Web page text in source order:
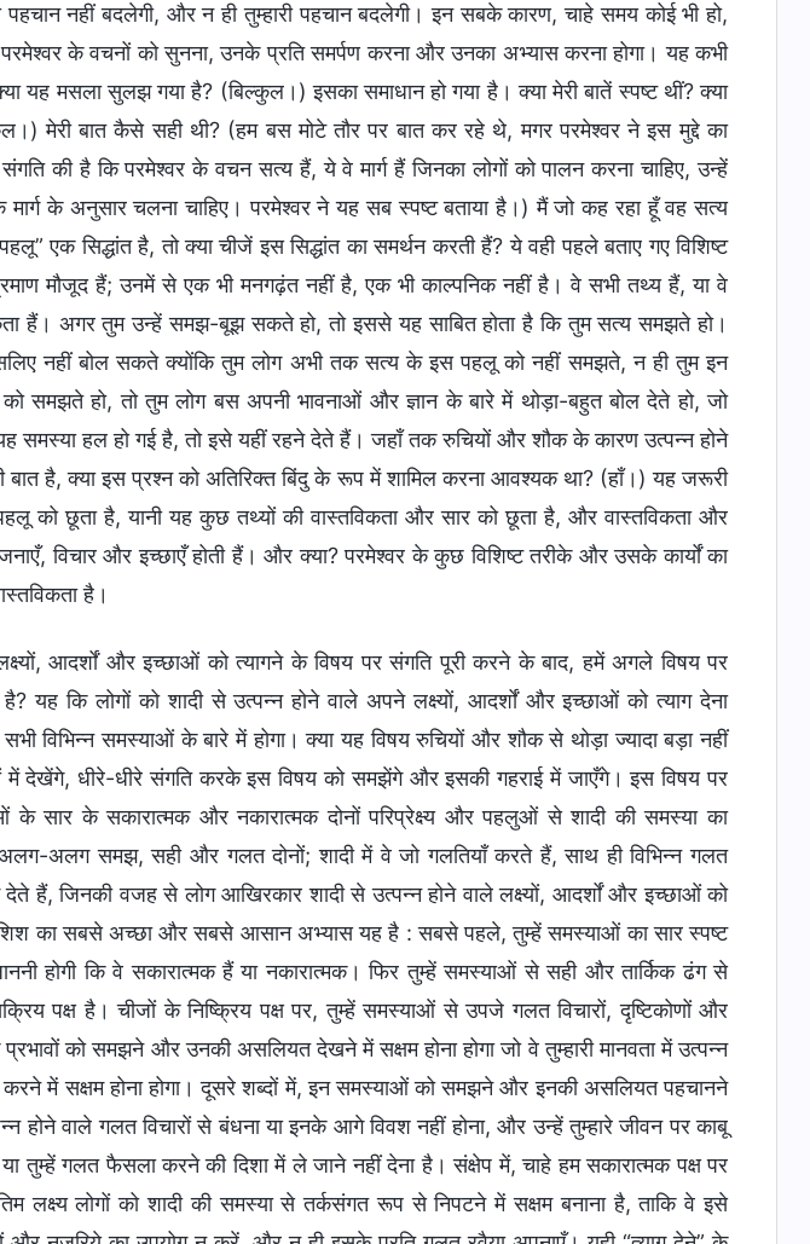
पहचान नहीं बदलेगी, और न ही तुम्हारी पहचान बदलेगी। इन सबके कारण, चाहे समय कोई भी हो,
परमेश्वर के वचनों को सुनना, उनके प्रति समर्पण करना और उनका अभ्यास करना होगा। यह कभी
यह मसला सुलझ गया है? (बिल्कुल।) इसका समाधान हो गया है। क्या मेरी बातें स्पष्ट थीं? क्या
मेरी बात कैसे सही थी? (हम बस मोटे तौर पर बात कर रहे थे, मगर परमेश्वर ने इस मुद्दे का
की है कि परमेश्वर के वचन सत्य हैं, ये वे मार्ग हैं जिनका लोगों को पालन करना चाहिए, उन्हें
के अनुसार चलना चाहिए। परमेश्वर ने यह सब स्पष्ट बताया है।) मैं जो कह रहा हूँ वह सत्य
एक सिद्धांत है, तो क्या चीजें इस सिद्धांत का समर्थन करती हैं? ये वही पहले बताए गए विशिष्ट
मौजूद हैं; उनमें से एक भी मनगढ़ंत नहीं है, एक भी काल्पनिक नहीं है। वे सभी तथ्य हैं, या वे
हैं। अगर तुम उन्हें समझ-बूझ सकते हो, तो इससे यह साबित होता है कि तुम सत्य समझते हो।
नहीं बोल सकते क्योंकि तुम लोग अभी तक सत्य के इस पहलू को नहीं समझते, न ही तुम इन
समझते हो, तो तुम लोग बस अपनी भावनाओं और ज्ञान के बारे में थोड़ा-बहुत बोल देते हो, जो
समस्या हल हो गई है, तो इसे यहीं रहने देते हैं। जहाँ तक रुचियों और शौक के कारण उत्पन्न होने
बात है, क्या इस प्रश्न को अतिरिक्त बिंदु के रूप में शामिल करना आवश्यक था? (हाँ।) यह जरूरी
को छूता है, यानी यह कुछ तथ्यों की वास्तविकता और सार को छूता है, और वास्तविकता और
विचार और इच्छाएँ होती हैं। और क्या? परमेश्वर के कुछ विशिष्ट तरीके और उसके कार्यों का
है।
आदर्शों और इच्छाओं को त्यागने के विषय पर संगति पूरी करने के बाद, हमें अगले विषय पर
यह कि लोगों को शादी से उत्पन्न होने वाले अपने लक्ष्यों, आदर्शों और इच्छाओं को त्याग देना
विभिन्न समस्याओं के बारे में होगा। क्या यह विषय रुचियों और शौक से थोड़ा ज्यादा बड़ा नहीं
धीरे-धीरे संगति करके इस विषय को समझेंगे और इसकी गहराई में जाएँगे। इस विषय पर
सार के सकारात्मक और नकारात्मक दोनों परिप्रेक्ष्य और पहलुओं से शादी की समस्या का
अलग-अलग समझ, सही और गलत दोनों; शादी में वे जो गलतियाँ करते हैं, साथ ही विभिन्न गलत
हैं, जिनकी वजह से लोग आखिरकार शादी से उत्पन्न होने वाले लक्ष्यों, आदर्शों और इच्छाओं को
का सबसे अच्छा और सबसे आसान अभ्यास यह है : सबसे पहले, तुम्हें समस्याओं का सार स्पष्ट
होगी कि वे सकारात्मक हैं या नकारात्मक। फिर तुम्हें समस्याओं से सही और तार्किक ढंग से
पक्ष है। चीजों के निष्क्रिय पक्ष पर, तुम्हें समस्याओं से उपजे गलत विचारों, दृष्टिकोणों और
को समझने और उनकी असलियत देखने में सक्षम होना होगा जो वे तुम्हारी मानवता में उत्पन्न
में सक्षम होना होगा। दूसरे शब्दों में, इन समस्याओं को समझने और इनकी असलियत पहचानने
होने वाले गलत विचारों से बंधना या इनके आगे विवश नहीं होना, और उन्हें तुम्हारे जीवन पर काबू
तुम्हें गलत फैसला करने की दिशा में ले जाने नहीं देना है। संक्षेप में, चाहे हम सकारात्मक पक्ष पर
लक्ष्य लोगों को शादी की समस्या से तर्कसंगत रूप से निपटने में सक्षम बनाना है, ताकि वे इसे